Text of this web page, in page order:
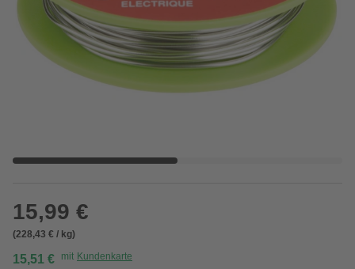
15,99 €
(228,43 € / kg)
15,51 € mit Kundenkarte